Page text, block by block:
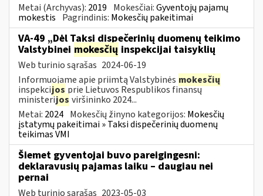
Metai (Archyvas): 2019 Mokesčiai:Gyventojų pajamų
mokestis Pagrindinis: Mokesčių pakeitimai
VA-49 „Dėl Taksi dispečerinių duomenų teikimo
Valstybinei mokesčių inspekcijai taisyklių
Web turinio sąrašas 2024-06-19
Informuojame apie priimtą Valstybinės mokesčių
inspekcijos prie Lietuvos Respublikos finansų
ministerijos viršininko 2024...
Metai: 2024 Mokesčių žinyno kategorijos: Mokesčių
įstatymų pakeitimai » Taksi dispečerinių duomenų
teikimas VMI
Šiemet gyventojai buvo pareigingesni:
deklaravusių pajamas laiku – daugiau nei
pernai
Web turinio sąrašas 2023-05-03